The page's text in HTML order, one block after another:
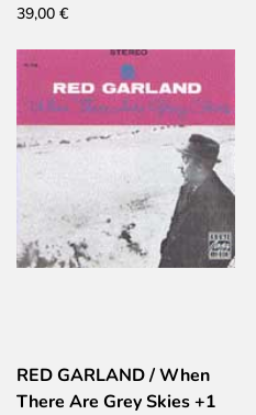
39,00 €
RED GARLAND / When
There Are Grey Skies +1